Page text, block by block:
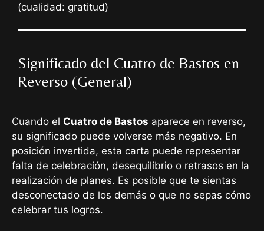
(cualidad: gratitud)
Significado del Cuatro de Bastos en
Reverso (General)
Cuando el Cuatro de Bastos aparece en reverso,
su significado puede volverse más negativo. En
posición invertida, esta carta puede representar
falta de celebración, desequilibrio o retrasos en la
realización de planes. Es posible que te sientas
desconectado de los demás o que no sepas cómo
celebrar tus logros.